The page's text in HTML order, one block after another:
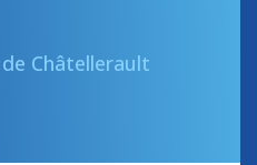
Châtellerault